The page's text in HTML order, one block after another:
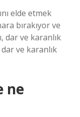
elde etmek
bırakıyor ve
dar ve karanlık
ve karanlık
ne